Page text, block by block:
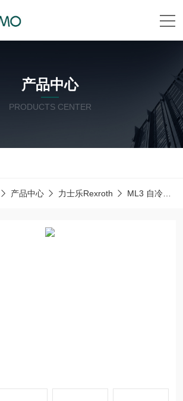
产品中心
PRODUCTS CENTER
产品中心 力士乐Rexroth ML3 自冷直线电机